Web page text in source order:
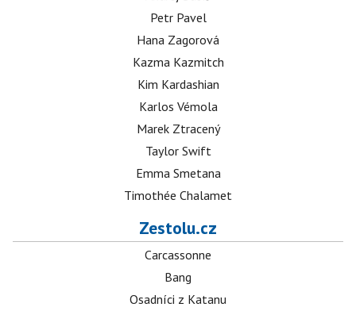
Petr Pavel
Hana Zagorová
Kazma Kazmitch
Kim Kardashian
Karlos Vémola
Marek Ztracený
Taylor Swift
Emma Smetana
Timothée Chalamet
Zestolu.cz
Carcassonne
Bang
Osadníci z Katanu